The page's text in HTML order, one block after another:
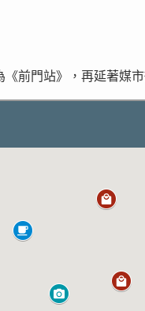
前門站》，再延著媒市